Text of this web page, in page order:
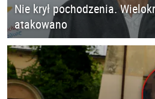
Nie krył pochodzenia.
atakowano